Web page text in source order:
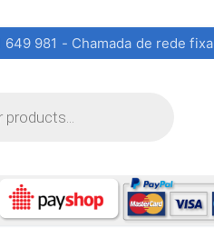
649 981 - Chamada de rede fixa